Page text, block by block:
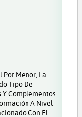
Por Menor, La
Tipo De
Y Complementos
A Nivel
Con El